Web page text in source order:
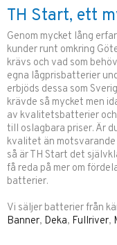
TH Start, ett
Genom mycket lång
kunder runt omkring
krävs och vad som
egna lågprisbatterier
erbjöds dessa som
krävde så mycket men
av kvalitetsbatterier
till oslagbara priser. Är
kvalitet än
så är TH Start det
få reda på mer om
batterier.
Vi säljer batterier från
Banner, Deka, Fullriver,